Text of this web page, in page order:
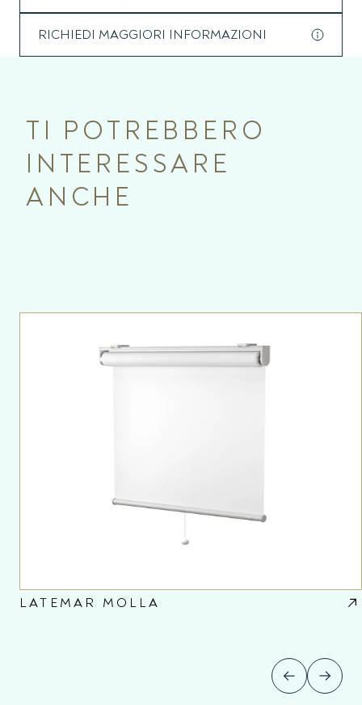
RICHIEDI MAGGIORI INFORMAZIONI
TI POTREBBERO
INTERESSARE
ANCHE
LATEMAR MOLLA